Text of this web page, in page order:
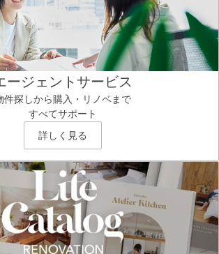
ージェントサービス
件探しから購入・リノベまで
すべてサポート
詳しく見る